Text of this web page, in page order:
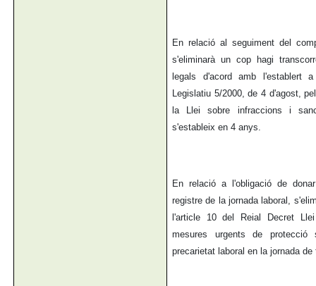
En relació al seguiment del
s'eliminarà un cop hagi
legals d'acord amb l'establert
Legislatiu 5/2000, de 4 d'agost,
la Llei sobre infraccions i
s'estableix en 4 anys.
En relació a l'obligació de
registre de la jornada laboral,
l'article 10 del Reial Decret
mesures urgents de
precarietat laboral en la jornada de